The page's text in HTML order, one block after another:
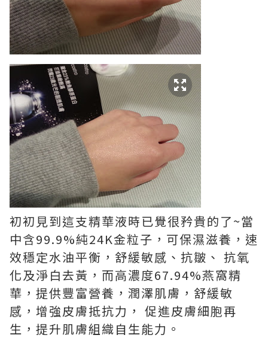
初初見到這支精華液時已覺很矜貴的了~當
中含99.9%純24K金粒子，可保濕滋養，速
效穩定水油平衡，舒緩敏感、抗皺、 抗氧
化及淨白去黃，而高濃度67.94%燕窩精
華，提供豐富營養，潤澤肌膚，舒緩敏
感，增強皮膚抵抗力， 促進皮膚細胞再
生，提升肌膚組織自生能力。